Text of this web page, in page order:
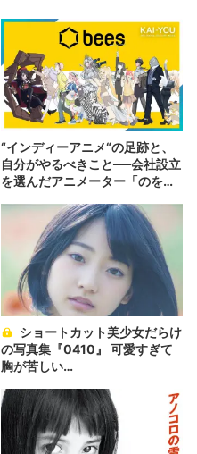
“インディーアニメ“の足跡と、
自分がやるべきこと──会社設立
を選んだアニメーター「のを
の写真集『0410』 可愛すぎて
胸が苦しい…